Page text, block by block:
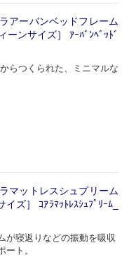
アーバンベッドフレーム
ーンサイズ］ ｱｰﾊﾞﾝﾍﾞｯﾄﾞ
らつくられた、ミニマルな
マットレスシュプリーム
ズ］ ｺｱﾗﾏｯﾄﾚｽｼｭﾌﾟﾘｰﾑ_
が寝返りなどの振動を吸収
ート。